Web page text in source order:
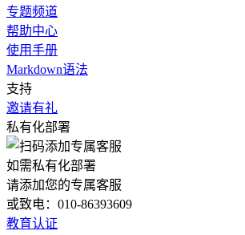
专题频道
帮助中心
使用手册
Markdown语法
支持
邀请有礼
私有化部署
如需私有化部署
请添加您的专属客服
或致电：010-86393609
教育认证